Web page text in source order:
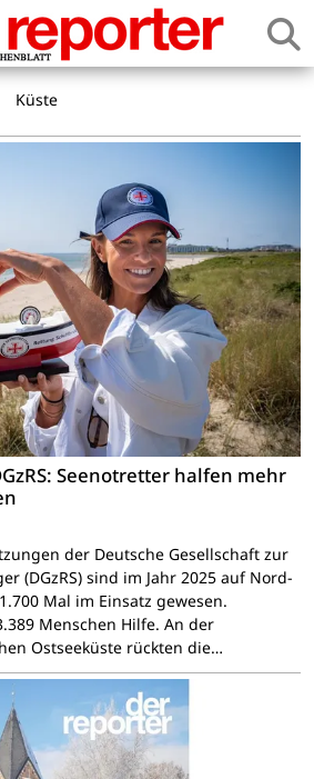
Küste
Seenotretter halfen mehr
der Deutsche Gesellschaft zur
(DGzRS) sind im Jahr 2025 auf Nord-
Mal im Einsatz gewesen.
Menschen Hilfe. An der
Ostseeküste rückten die…